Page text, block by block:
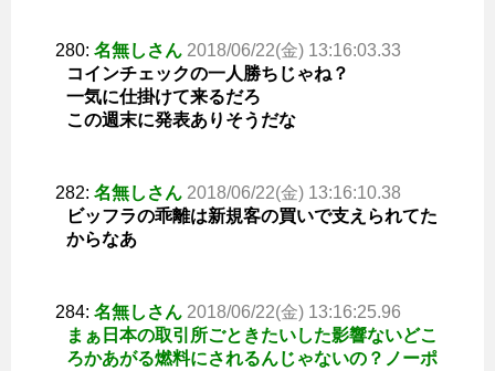
280: 名無しさん 2018/06/22(金) 13:16:03.33
コインチェックの一人勝ちじゃね？
一気に仕掛けて来るだろ
この週末に発表ありそうだな
282: 名無しさん 2018/06/22(金) 13:16:10.38
ビッフラの乖離は新規客の買いで支えられてた
からなあ
284: 名無しさん 2018/06/22(金) 13:16:25.96
まぁ日本の取引所ごときたいした影響ないどこ
ろかあがる燃料にされるんじゃないの？ノーポ